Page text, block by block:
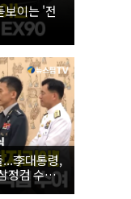
보이는 '전
李대통령,
정검 수치
정검 수치